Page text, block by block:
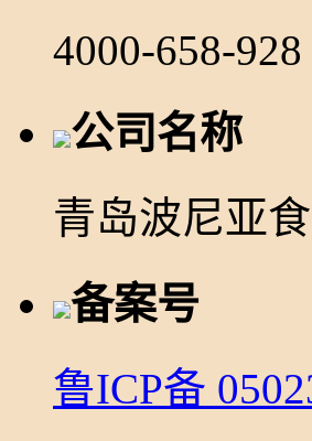
4000-658-928
公司名称
青岛波尼亚
备案号
鲁ICP备